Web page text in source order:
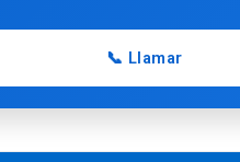
📞 Llamar